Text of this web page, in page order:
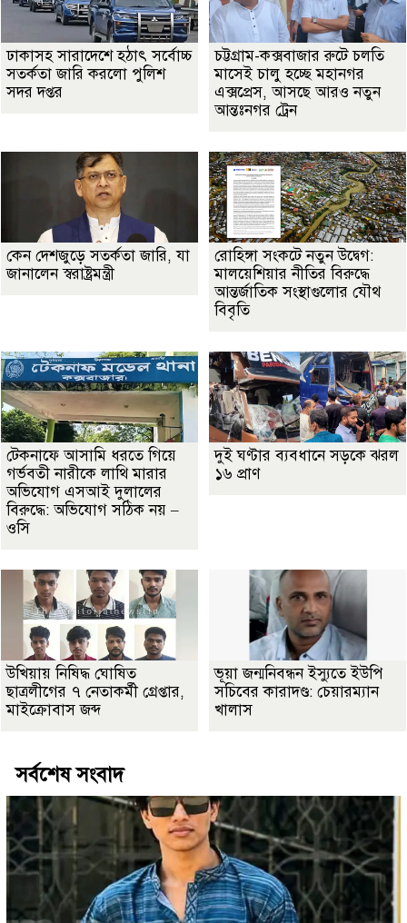
ঢাকাসহ সারাদেশে হঠাৎ সর্বোচ্চ
সতর্কতা জা‌রি করলো পুলিশ
সদর দপ্তর
চট্টগ্রাম-কক্সবাজার রুটে চলতি
মাসেই চালু হচ্ছে মহানগর
এক্সপ্রেস, আসছে আরও নতুন
আন্তঃনগর ট্রেন
কেন দেশজুড়ে সতর্কতা জারি, যা
জানালেন স্বরাষ্ট্রমন্ত্রী
রোহিঙ্গা সংকটে নতুন উদ্বেগ:
মালয়েশিয়ার নীতির বিরুদ্ধে
আন্তর্জাতিক সংস্থাগুলোর যৌথ
বিবৃতি
টেকনাফে আসামি ধরতে গিয়ে
গর্ভবতী নারীকে লাথি মারার
অভিযোগ এসআই দুলালের
বিরুদ্ধে: অভিযোগ সঠিক নয় –
ওসি
দুই ঘণ্টার ব্যবধানে সড়কে ঝরল
১৬ প্রাণ
উখিয়ায় নিষিদ্ধ ঘোষিত
ছাত্রলীগের ৭ নেতাকর্মী গ্রেপ্তার,
মাইক্রোবাস জব্দ
ভূয়া জন্মনিবন্ধন ইস্যুতে ইউপি
সচিবের কারাদণ্ড: চেয়ারম্যান
খালাস
সর্বশেষ সংবাদ